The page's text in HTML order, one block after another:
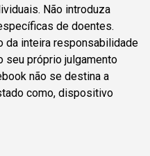
Não introduza
de doentes.
da inteira responsabilidade
seu próprio julgamento
não se destina a
como, dispositivo